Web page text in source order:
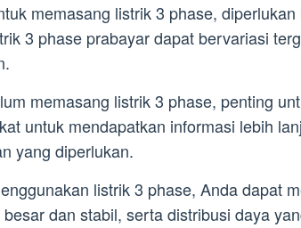
memasang listrik 3 phase,
3 phase prabayar dapat bervariasi
memasang listrik 3 phase, penting
untuk mendapatkan informasi lebih
yang diperlukan.
listrik 3 phase, Anda dapat
dan stabil, serta distribusi daya